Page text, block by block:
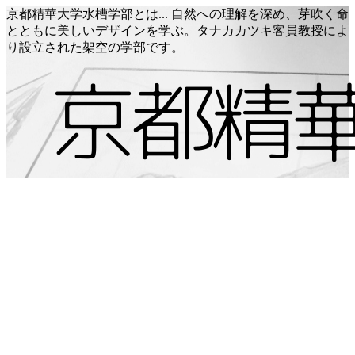
京都精華大学水槽学部とは... 自然への理解を深め、芽吹く命
とともに美しいデザインを学ぶ。タナカカツキ客員教授によ
り設立された架空の学部です。